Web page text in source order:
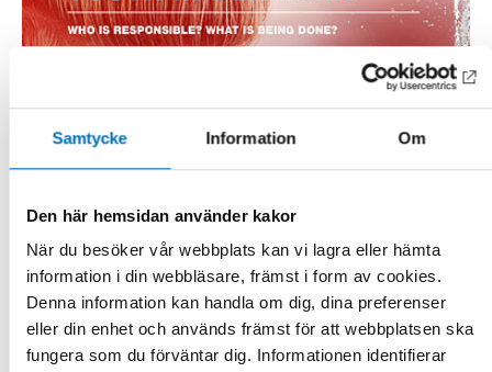
Samtycke Information Om
Den här hemsidan använder kakor
När du besöker vår webbplats kan vi lagra eller hämta
information i din webbläsare, främst i form av cookies.
Denna information kan handla om dig, dina preferenser
eller din enhet och används främst för att webbplatsen ska
fungera som du förväntar dig. Informationen identifierar